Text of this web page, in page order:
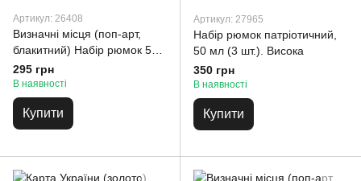
Артикул: 26408
Визначні місця (поп-арт,
блакитний) Набір рюмок 50
мл (3 шт.)
295 грн
В наявності
Купити
Артикул: 27965
Набір рюмок патріотичний,
50 мл (3 шт.). Висока
350 грн
В наявності
Купити